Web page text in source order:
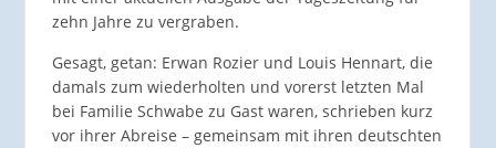
zehn Jahre zu vergraben.
Gesagt, getan: Erwan Rozier und Louis Hennart, die
damals zum wiederholten und vorerst letzten Mal
bei Familie Schwabe zu Gast waren, schrieben kurz
vor ihrer Abreise – gemeinsam mit ihren deutschten